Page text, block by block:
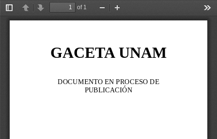
Toggle
Sidebar
PreviousNext
of 1
Zoom
Out
In
GACETA UNAM
DOCUMENTO EN PROCESO DE
PUBLICACIÓN